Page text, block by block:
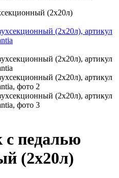
(2х20л)
педалью
(2х20л)